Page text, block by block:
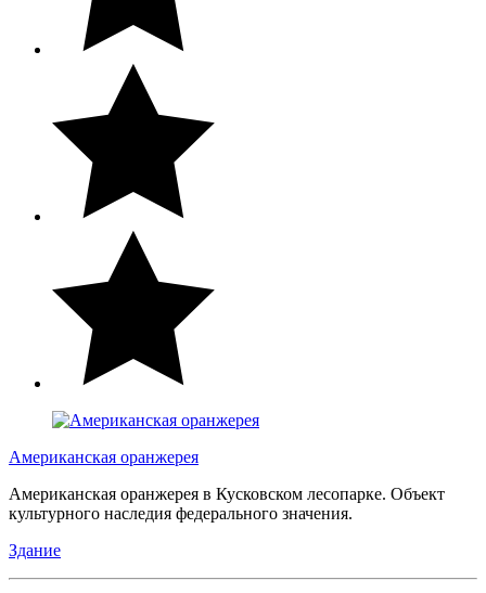
Американская оранжерея
Американская оранжерея в Кусковском лесопарке. Объект
культурного наследия федерального значения.
Здание